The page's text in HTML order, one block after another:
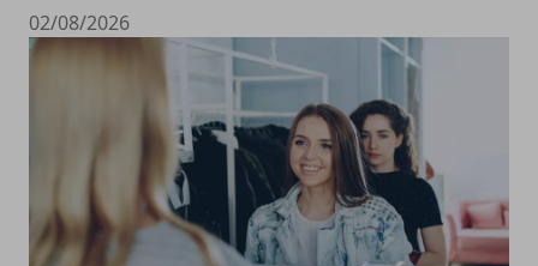
02/08/2026